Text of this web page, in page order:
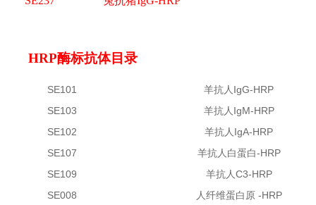
HRP酶标抗体目录
SE101
羊抗人IgG-HRP
SE103
羊抗人IgM-HRP
SE102
羊抗人IgA-HRP
SE107
羊抗人白蛋白-HRP
SE109
羊抗人C3-HRP
SE008
人纤维蛋白原 -HRP